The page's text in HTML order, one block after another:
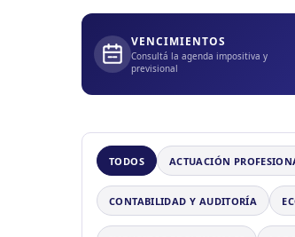
VENCIMIENTOS
Consultá la agenda impositiva y
previsional
TODOS ACTUACIÓN
CONTABILIDAD Y AUDITORÍA